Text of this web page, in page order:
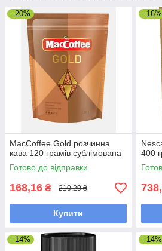
–20%
MacCoffee Gold розчинна
кава 120 грамів сублімована
Готово до відправки
168,16 ₴ 210,20 ₴
Купити
–16%
400
–14% –14%